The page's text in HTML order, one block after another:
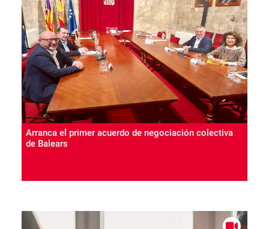
Arranca el primer acuerdo de negociación colectiva
de Balears